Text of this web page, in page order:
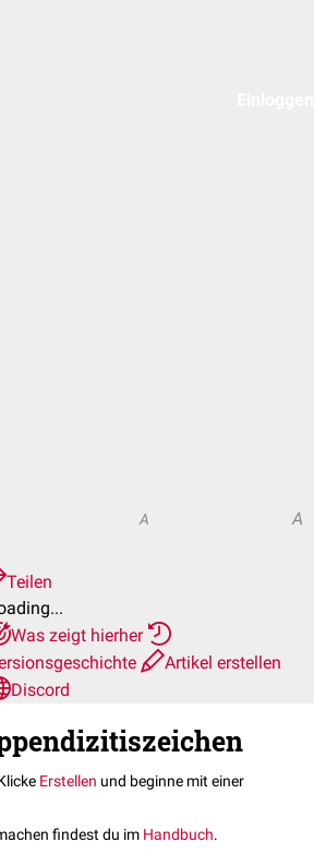
A A
Teilen
Was zeigt hierher
Artikel erstellen
Discord
Erstellen und beginne mit einer
findest du im Handbuch.